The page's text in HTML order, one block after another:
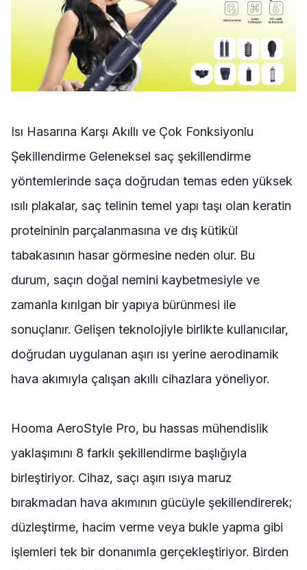
Isı Hasarına Karşı Akıllı ve Çok Fonksiyonlu
Şekillendirme Geleneksel saç şekillendirme
yöntemlerinde saça doğrudan temas eden yüksek
ısılı plakalar, saç telinin temel yapı taşı olan keratin
proteininin parçalanmasına ve dış kütikül
tabakasının hasar görmesine neden olur. Bu
durum, saçın doğal nemini kaybetmesiyle ve
zamanla kırılgan bir yapıya bürünmesi ile
sonuçlanır. Gelişen teknolojiyle birlikte kullanıcılar,
doğrudan uygulanan aşırı ısı yerine aerodinamik
hava akımıyla çalışan akıllı cihazlara yöneliyor.
Hooma AeroStyle Pro, bu hassas mühendislik
yaklaşımını 8 farklı şekillendirme başlığıyla
birleştiriyor. Cihaz, saçı aşırı ısıya maruz
bırakmadan hava akımının gücüyle şekillendirerek;
düzleştirme, hacim verme veya bukle yapma gibi
işlemleri tek bir donanımla gerçekleştiriyor. Birden